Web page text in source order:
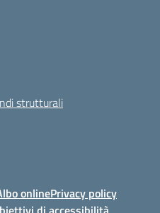
strutturali
onlinePrivacy policy